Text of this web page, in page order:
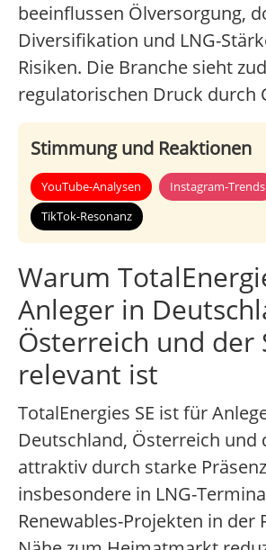
beeinflussen Ölversorgung,
Diversifikation und LNG-
Risiken. Die Branche sieht
regulatorischen Druck durch
Stimmung und Reaktionen
YouTube-Analysen
Instagram-Trends
TikTok-Resonanz
Warum
Anleger in
Österreich und der
relevant ist
TotalEnergies SE ist für
Deutschland, Österreich und
attraktiv durch starke
insbesondere in LNG-
Renewables-Projekten in der